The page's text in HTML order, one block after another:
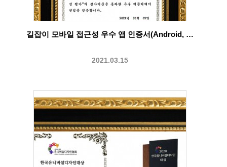
길잡이 모바일 접근성 우수 앱 인증서(Android, …
2021.03.15